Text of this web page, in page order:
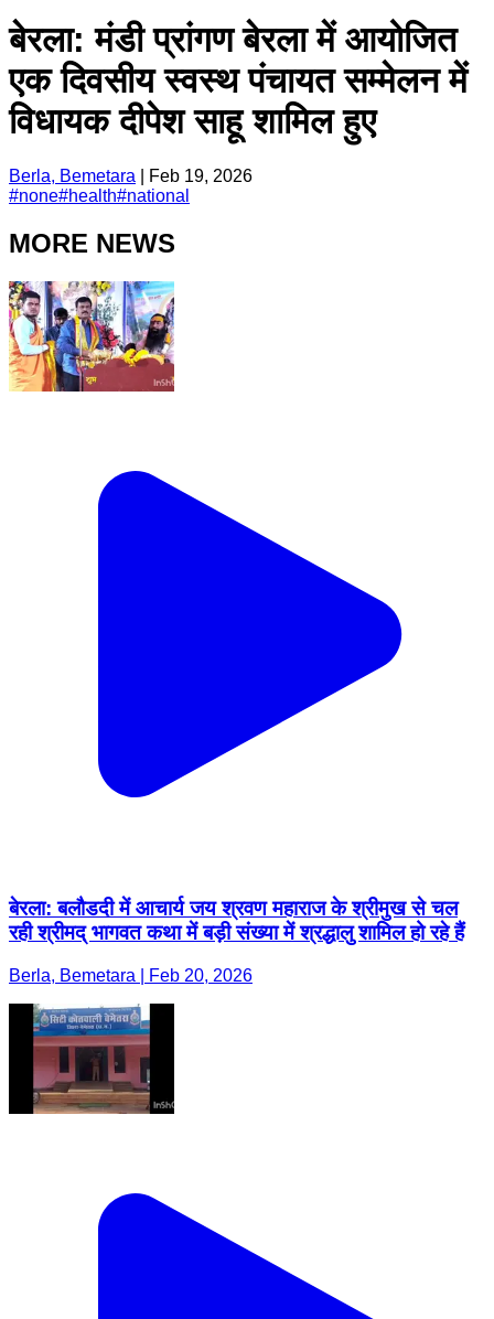
बेरला: मंडी प्रांगण बेरला में आयोजित
एक दिवसीय स्वस्थ पंचायत सम्मेलन में
विधायक दीपेश साहू शामिल हुए
Berla, Bemetara
Feb 19, 2026
#none#health#national
MORE NEWS
बेरला: बलौडदी में आचार्य जय श्रवण महाराज के श्रीमुख से चल
रही श्रीमद् भागवत कथा में बड़ी संख्या में श्रद्धालु शामिल हो रहे हैं
Berla, Bemetara | Feb 20, 2026